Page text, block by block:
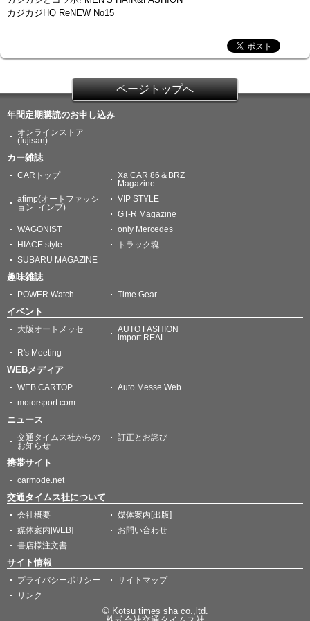
カジカジHQ ReNEW No15
ページトップへ
年間定期購読のお申し込み
オンラインストア
(fujisan)
カー雑誌
CARトップ
Xa CAR 86＆BRZ
Magazine
afimp(オートファッシ
ョン･インプ)
VIP STYLE
GT-R Magazine
WAGONIST
only Mercedes
HIACE style
トラック魂
SUBARU MAGAZINE
趣味雑誌
POWER Watch Time Gear
イベント
大阪オートメッセ
AUTO FASHION
import REAL
R's Meeting
WEBメディア
WEB CARTOP
Auto Messe Web
motorsport.com
ニュース
交通タイムス社からの
お知らせ
訂正とお詫び
携帯サイト
carmode.net
交通タイムス社について
会社概要
媒体案内[出版]
媒体案内[WEB]
お問い合わせ
書店様注文書
サイト情報
プライバシーポリシー
サイトマップ
リンク
© Kotsu times sha co.,ltd.